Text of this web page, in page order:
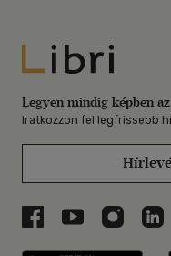
Libri
Legyen mindig képben
Iratkozzon fel legfrissebb
Libri a Facebookon
Libri aLibri